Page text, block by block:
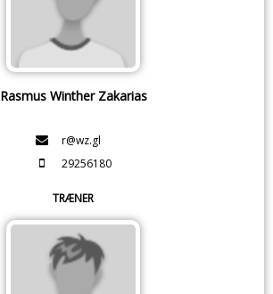
Rasmus Winther Zakarias
r@wz.gl
29256180
TRÆNER